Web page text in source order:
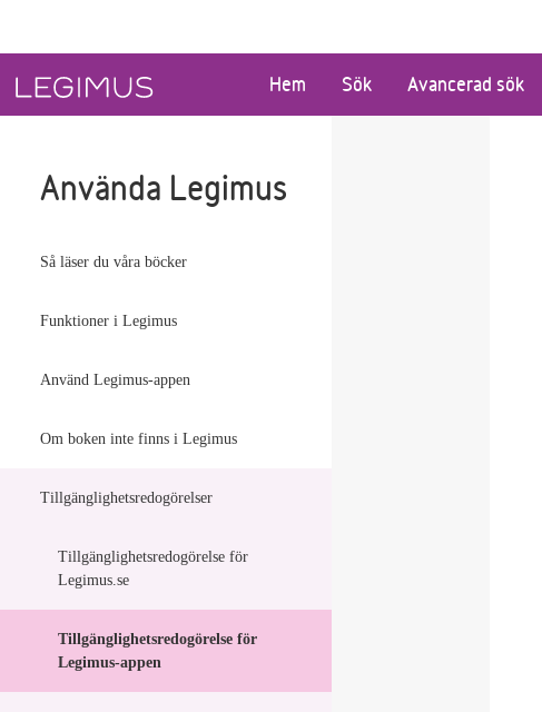
Hem Sök Avancerad sök
Använda Legimus
Så läser du våra böcker
Funktioner i Legimus
Använd Legimus-appen
Om boken inte finns i Legimus
Tillgänglighetsredogörelser
Tillgänglighetsredogörelse för
Legimus.se
Tillgänglighetsredogörelse för
Legimus-appen